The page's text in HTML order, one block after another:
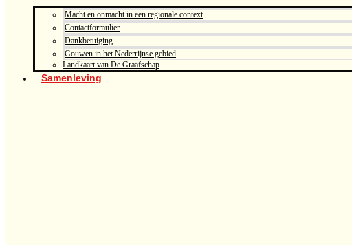
Macht en onmacht in een regionale context
Contactformulier
Dankbetuiging
Gouwen in het Nederrijnse gebied
Landkaart van De Graafschap
Samenleving